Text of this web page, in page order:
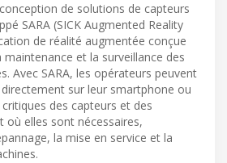
de solutions de capteurs
SARA (SICK Augmented Reality
de réalité augmentée conçue
et la surveillance des
Avec SARA, les opérateurs peuvent
sur leur smartphone ou
des capteurs et des
où elles sont nécessaires,
la mise en service et la